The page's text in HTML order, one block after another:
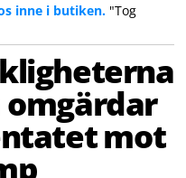
inne i butiken. "Tog
omgärdar
mot